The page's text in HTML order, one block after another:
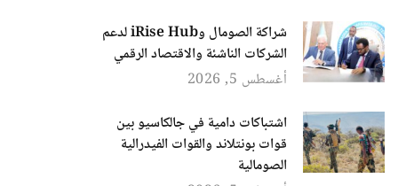
شراكة الصومال وiRise Hub لدعم
الشركات الناشئة والاقتصاد الرقمي
أغسطس 5, 2026
اشتباكات دامية في جالكاسيو بين
قوات بونتلاند والقوات الفيدرالية
الصومالية